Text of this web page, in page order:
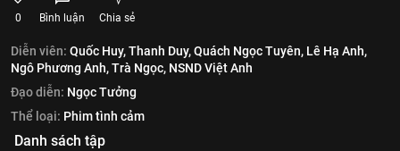
0 Bình luận Chia sẻ
Diễn viên: Quốc Huy,Thanh Duy,Quách Ngọc Tuyên, Lê Hạ Anh,
Ngô Phương Anh,Trà Ngọc, NSND Việt Anh
Đạo diễn: Ngọc Tưởng
Thể loại: Phim tình cảm
Danh sách tập